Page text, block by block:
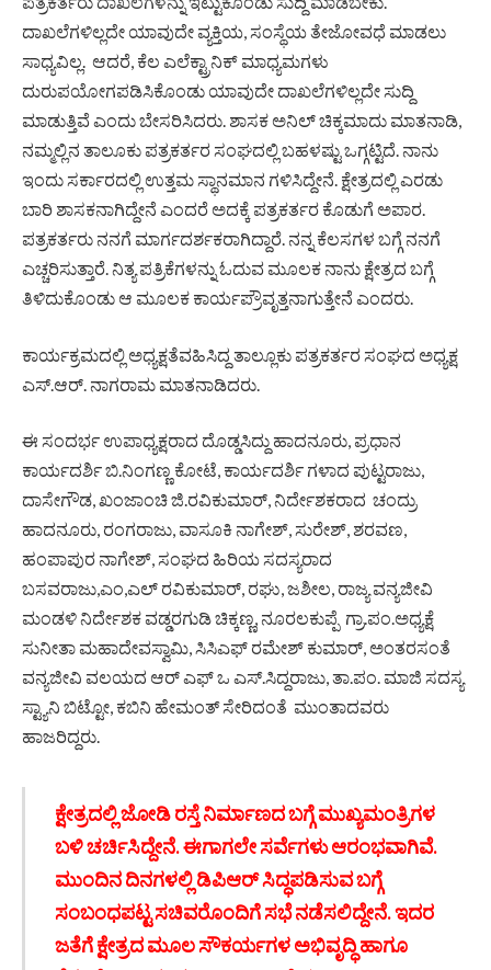
ದಾಖಲೆಗಳಿಲ್ಲದೇ ಯಾವುದೇ ವ್ಯಕ್ತಿಯ, ಸಂಸ್ಥೆಯ ತೇಜೋವಧೆ ಮಾಡಲು
ಸಾಧ್ಯವಿಲ್ಲ. ಆದರೆ, ಕೆಲ ಎಲೆಕ್ಟ್ರಾನಿಕ್ ಮಾಧ್ಯಮಗಳು
ದುರುಪಯೋಗಪಡಿಸಿಕೊಂಡು ಯಾವುದೇ ದಾಖಲೆಗಳಿಲ್ಲದೇ ಸುದ್ದಿ
ಮಾಡುತ್ತಿವೆ ಎಂದು ಬೇಸರಿಸಿದರು. ಶಾಸಕ ಅನಿಲ್ ಚಿಕ್ಕಮಾದು ಮಾತನಾಡಿ,
ನಮ್ಮಲ್ಲಿನ ತಾಲೂಕು ಪತ್ರಕರ್ತರ ಸಂಘದಲ್ಲಿ ಬಹಳಷ್ಟು ಒಗ್ಗಟ್ಟಿದೆ. ನಾನು
ಇಂದು ಸರ್ಕಾರದಲ್ಲಿ ಉತ್ತಮ ಸ್ಥಾನಮಾನ ಗಳಿಸಿದ್ದೇನೆ. ಕ್ಷೇತ್ರದಲ್ಲಿ ಎರಡು
ಬಾರಿ ಶಾಸಕನಾಗಿದ್ದೇನೆ ಎಂದರೆ ಅದಕ್ಕೆ ಪತ್ರಕರ್ತರ ಕೊಡುಗೆ ಅಪಾರ.
ಪತ್ರಕರ್ತರು ನನಗೆ ಮಾರ್ಗದರ್ಶಕರಾಗಿದ್ದಾರೆ. ನನ್ನ ಕೆಲಸಗಳ ಬಗ್ಗೆ ನನಗೆ
ಎಚ್ಚರಿಸುತ್ತಾರೆ. ನಿತ್ಯ ಪತ್ರಿಕೆಗಳನ್ನು ಓದುವ ಮೂಲಕ ನಾನು ಕ್ಷೇತ್ರದ ಬಗ್ಗೆ
ತಿಳಿದುಕೊಂಡು ಆ ಮೂಲಕ ಕಾರ್ಯಪ್ರೌವೃತ್ತನಾಗುತ್ತೇನೆ ಎಂದರು.
ಕಾರ್ಯಕ್ರಮದಲ್ಲಿ ಅಧ್ಯಕ್ಷತೆವಹಿಸಿದ್ದ ತಾಲ್ಲೂಕು ಪತ್ರಕರ್ತರ ಸಂಘದ ಅಧ್ಯಕ್ಷ
ಎಸ್.ಆರ್. ನಾಗರಾಮ ಮಾತನಾಡಿದರು.
ಈ ಸಂದರ್ಭ ಉಪಾಧ್ಯಕ್ಷರಾದ ದೊಡ್ಡಸಿದ್ದು ಹಾದನೂರು, ಪ್ರಧಾನ
ಕಾರ್ಯದರ್ಶಿ ಬಿ.ನಿಂಗಣ್ಣ ಕೋಟೆ, ಕಾರ್ಯದರ್ಶಿ ಗಳಾದ ಪುಟ್ಟರಾಜು,
ದಾಸೇಗೌಡ, ಖಂಜಾಂಚಿ ಜಿ.ರವಿಕುಮಾರ್, ನಿರ್ದೇಶಕರಾದ ಚಂದ್ರು
ಹಾದನೂರು, ರಂಗರಾಜು, ವಾಸೂಕಿ ನಾಗೇಶ್, ಸುರೇಶ್, ಶರವಣ,
ಹಂಪಾಪುರ ನಾಗೇಶ್, ಸಂಘದ ಹಿರಿಯ ಸದಸ್ಯರಾದ
ಬಸವರಾಜು,ಎಂ,ಎಲ್ ರವಿಕುಮಾರ್, ರಘು, ಜಶೀಲ, ರಾಜ್ಯ ವನ್ಯಜೀವಿ
ಮಂಡಳಿ ನಿರ್ದೇಶಕ ವಡ್ಡರಗುಡಿ ಚಿಕ್ಕಣ್ಣ, ನೂರಲಕುಪ್ಪೆ ಗ್ರಾ.ಪಂ.ಅಧ್ಯಕ್ಷೆ
ಸುನೀತಾ ಮಹಾದೇವಸ್ವಾಮಿ, ಸಿಸಿಎಫ್ ರಮೇಶ್ ಕುಮಾರ್, ಅಂತರಸಂತೆ
ವನ್ಯಜೀವಿ ವಲಯದ ಆರ್ ಎಫ್ ಒ ಎಸ್.ಸಿದ್ದರಾಜು, ತಾ.ಪಂ. ಮಾಜಿ ಸದಸ್ಯ
ಸ್ಟ್ಯಾನಿ ಬಿಟ್ಟೋ, ಕಬಿನಿ ಹೇಮಂತ್ ಸೇರಿದಂತೆ ಮುಂತಾದವರು
ಹಾಜರಿದ್ದರು.
ಕ್ಷೇತ್ರದಲ್ಲಿ ಜೋಡಿ ರಸ್ತೆ ನಿರ್ಮಾಣದ ಬಗ್ಗೆ ಮುಖ್ಯಮಂತ್ರಿಗಳ
ಬಳಿ ಚರ್ಚಿಸಿದ್ದೇನೆ. ಈಗಾಗಲೇ ಸರ್ವೆಗಳು ಆರಂಭವಾಗಿವೆ.
ಮುಂದಿನ ದಿನಗಳಲ್ಲಿ ಡಿಪಿಆರ್ ಸಿದ್ಧಪಡಿಸುವ ಬಗ್ಗೆ
ಸಂಬಂಧಪಟ್ಟ ಸಚಿವರೊಂದಿಗೆ ಸಭೆ ನಡೆಸಲಿದ್ದೇನೆ. ಇದರ
ಜತೆಗೆ ಕ್ಷೇತ್ರದ ಮೂಲ ಸೌಕರ್ಯಗಳ ಅಭಿವೃದ್ಧಿ ಹಾಗೂ